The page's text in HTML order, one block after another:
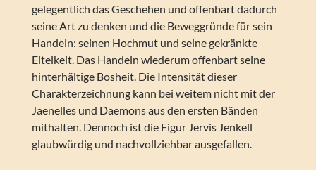
gelegentlich das Geschehen und offenbart dadurch
seine Art zu denken und die Beweggründe für sein
Handeln: seinen Hochmut und seine gekränkte
Eitelkeit. Das Handeln wiederum offenbart seine
hinterhältige Bosheit. Die Intensität dieser
Charakterzeichnung kann bei weitem nicht mit der
Jaenelles und Daemons aus den ersten Bänden
mithalten. Dennoch ist die Figur Jervis Jenkell
glaubwürdig und nachvollziehbar ausgefallen.